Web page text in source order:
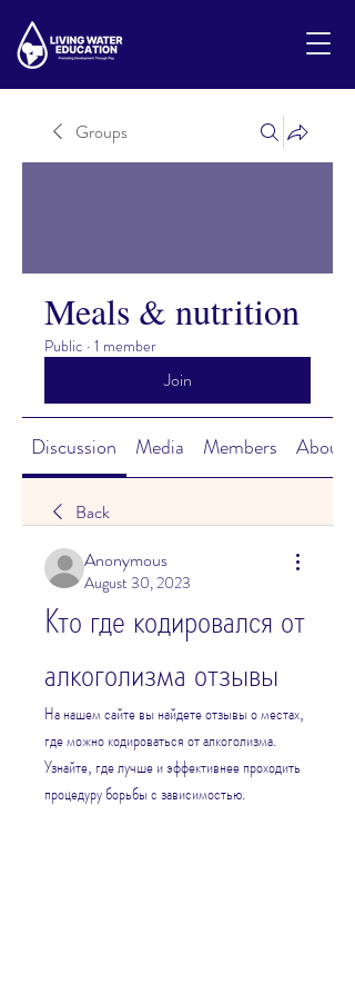
Groups
Meals & nutrition
Public · 1 member
Join
Discussion Media Members About
Back
Anonymous
August 30, 2023
Кто где кодировался от
алкоголизма отзывы
На нашем сайте вы найдете отзывы о местах,
где можно кодироваться от алкоголизма.
Узнайте, где лучше и эффективнее проходить
процедуру борьбы с зависимостью.